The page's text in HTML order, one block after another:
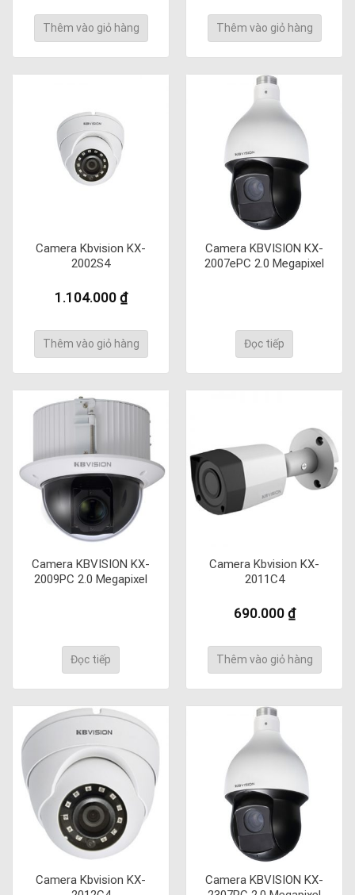
Thêm vào giỏ hàng Thêm vào giỏ hàng
Camera Kbvision KX-
2002S4
1.104.000 ₫
Thêm vào giỏ hàng
Camera KBVISION KX-
2007ePC 2.0 Megapixel
Đọc tiếp
Camera KBVISION KX-
2009PC 2.0 Megapixel
Đọc tiếp
Camera Kbvision KX-
2011C4
690.000 ₫
Thêm vào giỏ hàng
Camera Kbvision KX-
Camera KBVISION KX-